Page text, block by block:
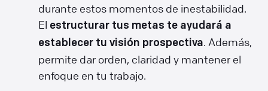
durante estos momentos de inestabilidad.
El estructurar tus metas te ayudará a
establecer tu visión prospectiva. Además,
permite dar orden, claridad y mantener el
enfoque en tu trabajo.